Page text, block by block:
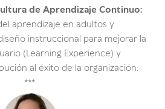
de Aprendizaje Continuo:
aprendizaje en adultos y
instruccional para mejorar la
(Learning Experience) y
al éxito de la organización.
***